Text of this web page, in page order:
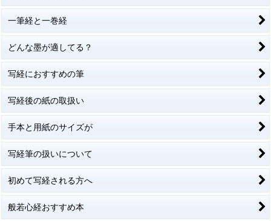
一筆経と一巻経
どんな墨が適してる？
写経におすすめの筆
写経後の紙の取扱い
手本と用紙のサイズが
写経筆の扱いについて
初めて写経される方へ
般若心経おすすめ本